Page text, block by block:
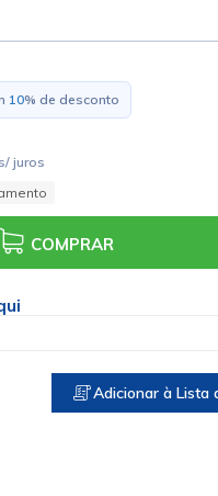
10% de desconto
s/ juros
COMPRAR
Adicionar à Lista